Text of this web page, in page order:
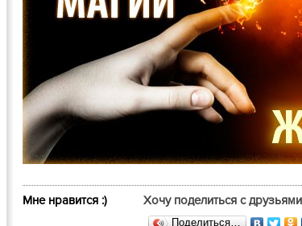
Мне нравится :) Хочу поделиться с
Поделиться…